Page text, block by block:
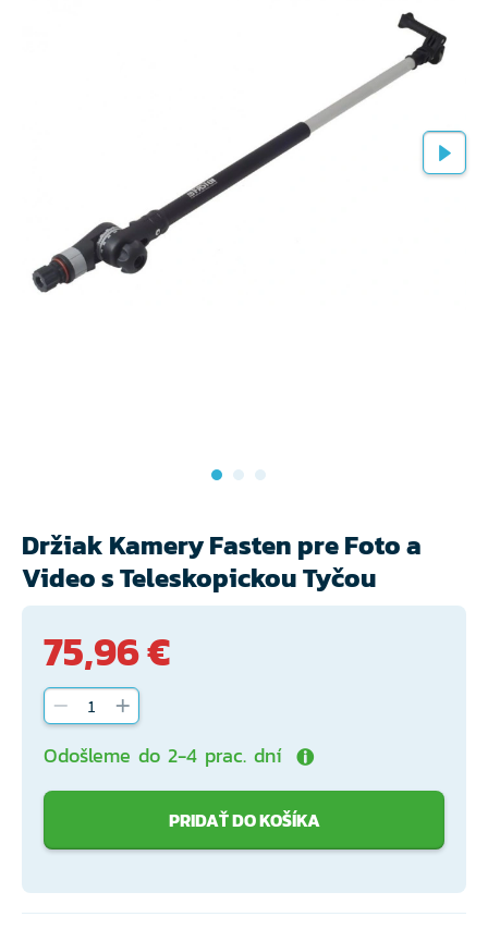
Držiak Kamery Fasten pre Foto a
Video s Teleskopickou Tyčou
75,96 €
Odošleme do 2-4 prac. dní
PRIDAŤ DO KOŠÍKA